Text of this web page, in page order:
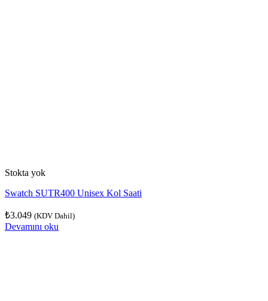
Stokta yok
Swatch SUTR400 Unisex Kol Saati
₺3.049 (KDV Dahil)
Devamını oku